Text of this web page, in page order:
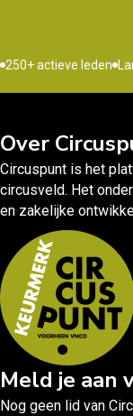
250+ actieve leden
Over
Circuspunt is het
circusveld. Het
en zakelijke
Meld je aan
Nog geen lid van